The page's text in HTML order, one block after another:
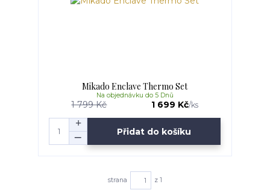
Mikado Enclave Thermo Set
1 799 Kč 1 699 Kč/ks
Na objednávku do 5 Dnů
Přidat do košíku
strana z 1